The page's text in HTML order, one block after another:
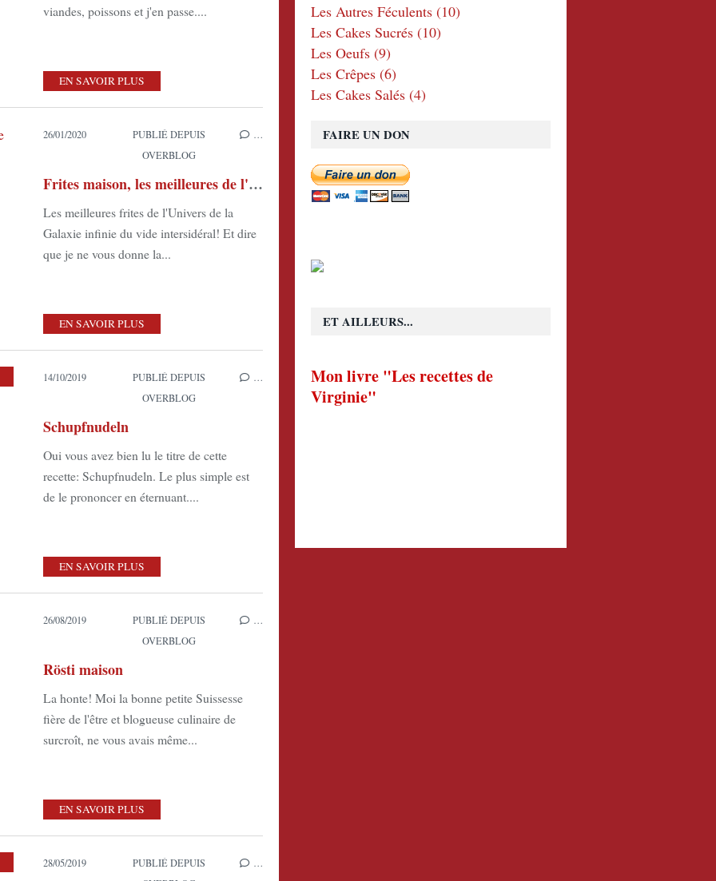
viandes, poissons et j'en passe....
EN SAVOIR PLUS
26/01/2020
PUBLIÉ DEPUIS
OVERBLOG
…
Frites maison, les meilleures de l'Univers
Les meilleures frites de l'Univers de la
Galaxie infinie du vide intersidéral! Et dire
que je ne vous donne la...
EN SAVOIR PLUS
14/10/2019
PUBLIÉ DEPUIS
OVERBLOG
…
Schupfnudeln
Oui vous avez bien lu le titre de cette
recette: Schupfnudeln. Le plus simple est
de le prononcer en éternuant....
EN SAVOIR PLUS
26/08/2019
PUBLIÉ DEPUIS
OVERBLOG
…
Rösti maison
La honte! Moi la bonne petite Suissesse
fière de l'être et blogueuse culinaire de
surcroît, ne vous avais même...
EN SAVOIR PLUS
28/05/2019
PUBLIÉ DEPUIS
…
Les Autres Féculents (10)
Les Cakes Sucrés (10)
Les Oeufs (9)
Les Crêpes (6)
Les Cakes Salés (4)
FAIRE UN DON
ET AILLEURS...
Mon livre "Les recettes de
Virginie"